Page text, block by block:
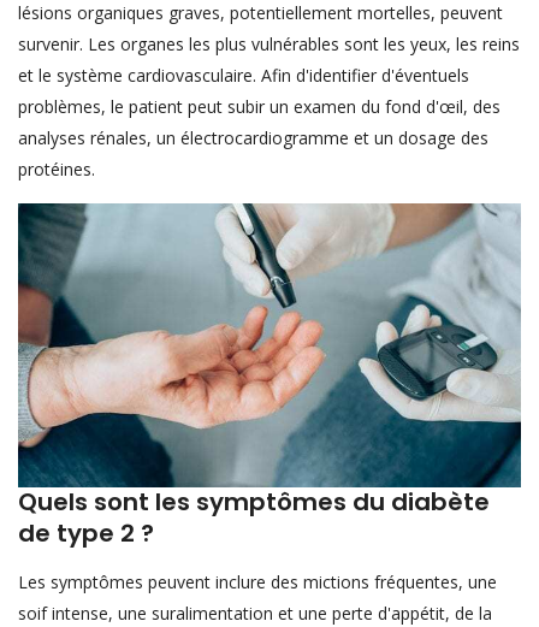
lésions organiques graves, potentiellement mortelles, peuvent
survenir. Les organes les plus vulnérables sont les yeux, les reins
et le système cardiovasculaire. Afin d'identifier d'éventuels
problèmes, le patient peut subir un examen du fond d'œil, des
analyses rénales, un électrocardiogramme et un dosage des
protéines.
Quels sont les symptômes du diabète
de type 2 ?
Les symptômes peuvent inclure des mictions fréquentes, une
soif intense, une suralimentation et une perte d'appétit, de la